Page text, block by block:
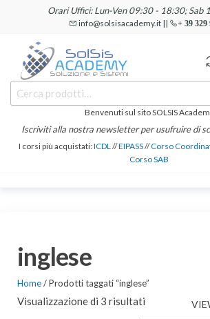
contenuto
Orari Uffici: Lun-Ven 09:30 - 18:30; Sab
info@solsisacademy.it || + 39 329
SOLSIS
Academy
Corsi e
Certificazioni
Linguistiche
Benvenuti sul sito SOLSIS
Iscriviti alla nostra newsletter per usufruire di
I corsi più acquistati:ICDL//EIPASS//Corso
Corso SAB
inglese
Home/ Prodotti taggati “inglese”
Visualizzazione di 3 risultati